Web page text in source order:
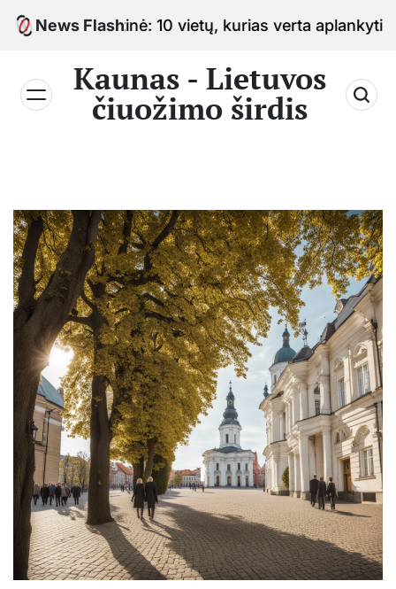
Skip
News Flash
sostinė: 10 vietų, kurias verta aplankyti keliaujant
Kaunas - Lietuvos
čiuožimo širdis